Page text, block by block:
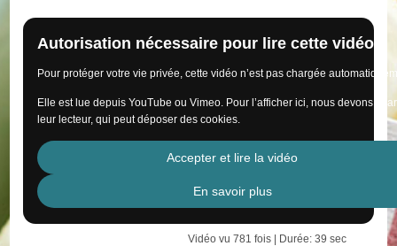
Autorisation nécessaire pour lire cette vidéo
Pour protéger votre vie privée, cette vidéo n’est pas chargée
Elle est lue depuis YouTube ou Vimeo. Pour l’afficher ici, nous devons
leur lecteur, qui peut déposer des cookies.
Accepter et lire la vidéo
En savoir plus
Vidéo vu 781 fois | Durée: 39 sec